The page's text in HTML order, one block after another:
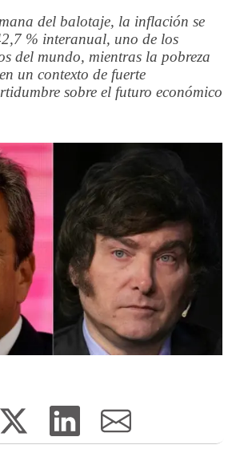
del balotaje, la inflación se
% interanual, uno de los
del mundo, mientras la pobreza
un contexto de fuerte
sobre el futuro económico